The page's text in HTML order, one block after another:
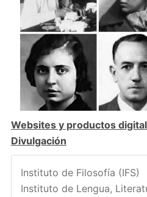
Websites y productos
Divulgación
Instituto de Filosofía (IFS)
Instituto de Lengua,